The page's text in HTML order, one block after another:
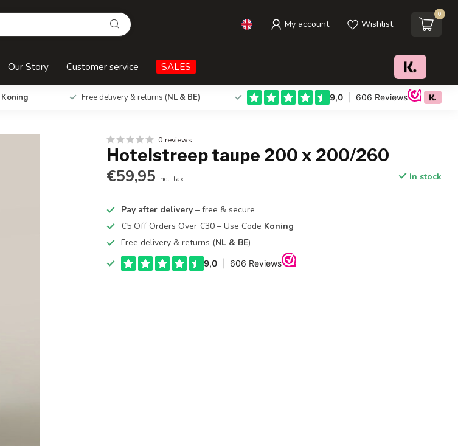
My account Wishlist
0
Our Story Customer service SALES
Koning Free delivery & returns (NL & BE)
Add to cart
0 reviews
Hotelstreep taupe 200 x 200/260
€59,95 Incl. tax In stock
Pay after delivery – free & secure
€5 Off Orders Over €30 – Use Code Koning
Free delivery & returns (NL & BE)